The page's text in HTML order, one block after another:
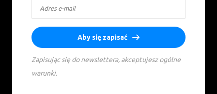
Aby się zapisać
Zapisując się do newslettera, akceptujesz ogólne
warunki.